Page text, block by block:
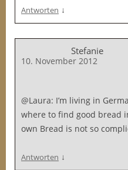
Antworten ↓
Stefanie
10. November 2012
@Laura: I’m living in
where to find good bread
own Bread is not so
Antworten ↓